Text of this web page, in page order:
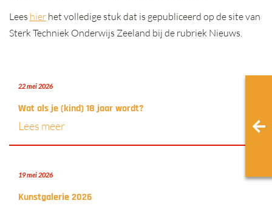
Lees hier het volledige stuk dat is gepubliceerd op de site van
Sterk Techniek Onderwijs Zeeland bij de rubriek Nieuws.
22 mei 2026
Wat als je (kind) 18 jaar wordt?
Lees meer
19 mei 2026
Kunstgalerie 2026